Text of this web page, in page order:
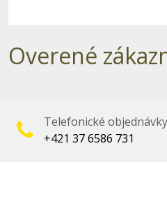
Overené
Telefonické objednávky
+421 37 6586 731